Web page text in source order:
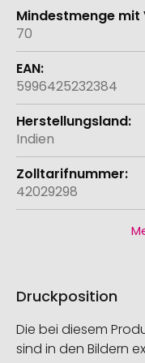
70
5996425232384
Indien
42029298
Druckposition
Die bei diesem
sind in den Bildern